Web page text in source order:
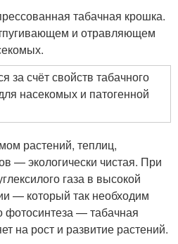
табачная крошка.
и отравляющем
за счёт свойств табачного
насекомых и патогенной
растений, теплиц,
— экологически чистая. При
газа в высокой
— который так необходим
фотосинтеза — табачная
на рост и развитие растений.